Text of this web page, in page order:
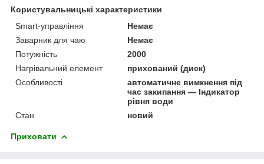
Користувальницькі характеристики
Smart-управління
Немає
Заварник для чаю
Немає
Потужність
2000
Нагрівальний елемент
прихований (диск)
Особливості
автоматичне вимкнення під
час закипання — Індикатор
рівня води
Стан
новий
Приховати